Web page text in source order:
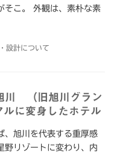
そこ。 外観は、素朴な素
設計について
川 （旧旭川グラン
に変身したホテル
、旭川を代表する重厚感
野リゾートに変わり、内